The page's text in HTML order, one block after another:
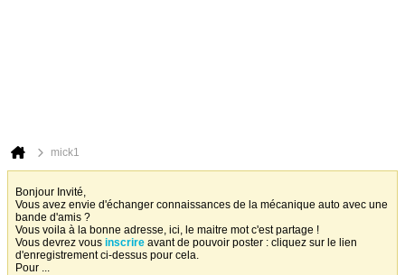
mick1
Bonjour Invité,
Vous avez envie d'échanger connaissances de la mécanique auto avec une
bande d'amis ?
Vous voila à la bonne adresse, ici, le maitre mot c'est partage !
Vous devrez vous inscrire avant de pouvoir poster : cliquez sur le lien
d'enregistrement ci-dessus pour cela.
Pour ...